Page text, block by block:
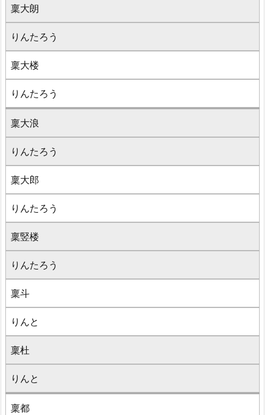
稟大朗
りんたろう
稟大楼
りんたろう
稟大浪
りんたろう
稟大郎
りんたろう
稟竪楼
りんたろう
稟斗
りんと
稟杜
りんと
稟都